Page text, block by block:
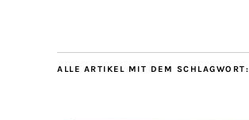
ALLE ARTIKEL MIT DEM SCHLAGWORT: